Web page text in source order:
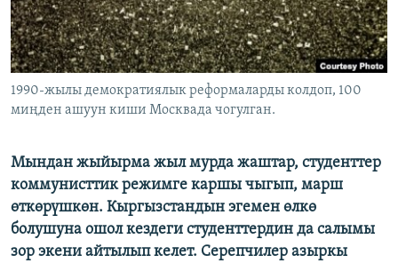
ЭЕ/АРнун бардык сайттары
1990-жылы демократиялык реформаларды колдоп, 100
миңден ашуун киши Москвада чогулган.
Мындан жыйырма жыл мурда жаштар, студенттер
коммунисттик режимге каршы чыгып, марш
өткөрүшкөн. Кыргызстандын эгемен өлкө
болушуна ошол кездеги студенттердин да салымы
зор экени айтылып келет. Серепчилер азыркы